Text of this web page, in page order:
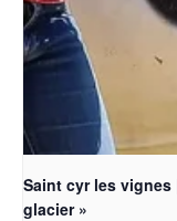
Saint cyr les vignes
glacier »